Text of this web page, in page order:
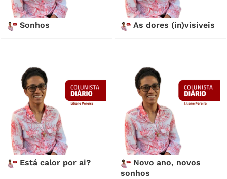
Sonhos As dores (in)visíveis
Está calor por ai?
Novo ano, novos
sonhos